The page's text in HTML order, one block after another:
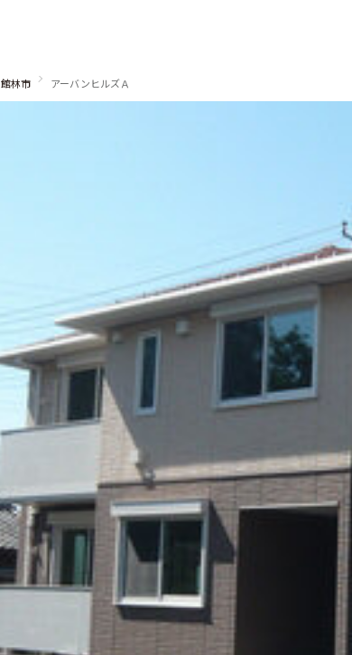
九州
シャーメゾンセレクション
館林市 アーバンヒルズＡ